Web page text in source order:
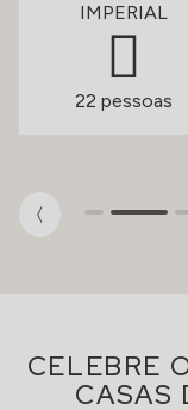
IMPERIAL
22 pessoas
CELEBRE
CASAS